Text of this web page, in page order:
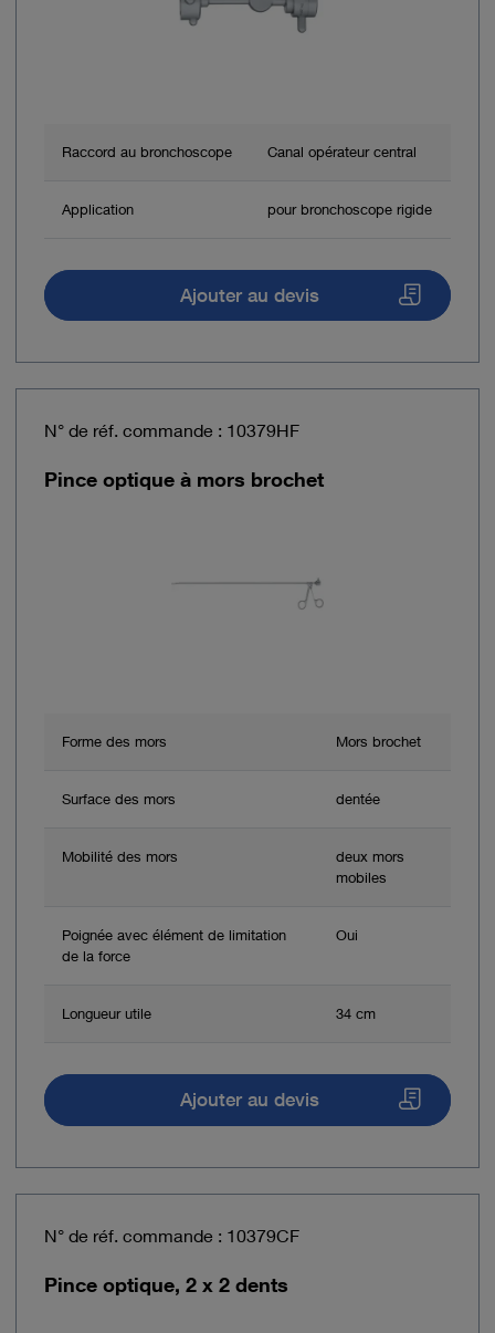
Raccord au bronchoscope Canal opérateur central
Application pour bronchoscope rigide
Ajouter au devis
N° de réf. commande : 10379HF
Pince optique à mors brochet
Forme des mors Mors brochet
Surface des mors dentée
Mobilité des mors
deux mors
mobiles
Poignée avec élément de limitation
de la force
Oui
Longueur utile 34 cm
Ajouter au devis
N° de réf. commande : 10379CF
Pince optique, 2 x 2 dents